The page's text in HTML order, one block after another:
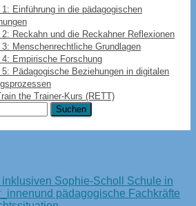
1: Einführung in die pädagogischen
2: Reckahn und die Reckahner Reflexionen
3: Menschenrechtliche Grundlagen
4: Empirische Forschung
5: Pädagogische Beziehungen in digitalen
the Trainer-Kurs (RETT)